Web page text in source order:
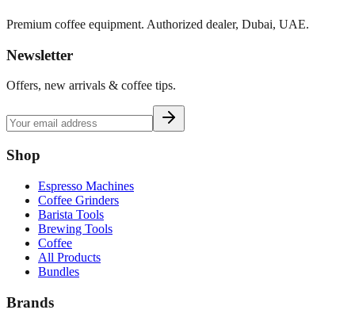
Premium coffee equipment. Authorized dealer, Dubai, UAE.
Newsletter
Offers, new arrivals & coffee tips.
Shop
Espresso Machines
Coffee Grinders
Barista Tools
Brewing Tools
Coffee
All Products
Bundles
Brands